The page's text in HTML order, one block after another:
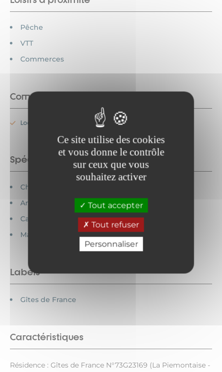
Ce site utilise des cookies
et vous donne le contrôle
sur ceux que vous
souhaitez activer
Tout accepter
Tout refuser
Personnaliser
Pêche
VTT
Commerces
Commodités
Location de linge
Spécificités
Chèques vacances acceptés
Animaux acceptés
Cartes bancaires acceptées
Maison indépendante
Labels
Gîtes de France
Caractéristiques
Résidence : Gîtes de France N°73G23169 (La Piemontaise -